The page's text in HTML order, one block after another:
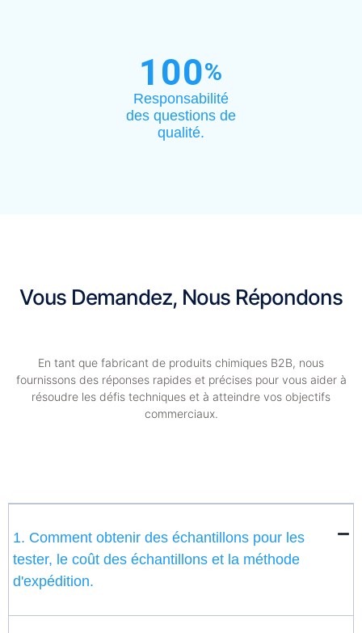
Responsabilité
des questions de
qualité.
100%
Vous Demandez, Nous Répondons
En tant que fabricant de produits chimiques B2B, nous
fournissons des réponses rapides et précises pour vous aider à
résoudre les défis techniques et à atteindre vos objectifs
commerciaux.
1. Comment obtenir des échantillons pour les
tester, le coût des échantillons et la méthode
d'expédition.